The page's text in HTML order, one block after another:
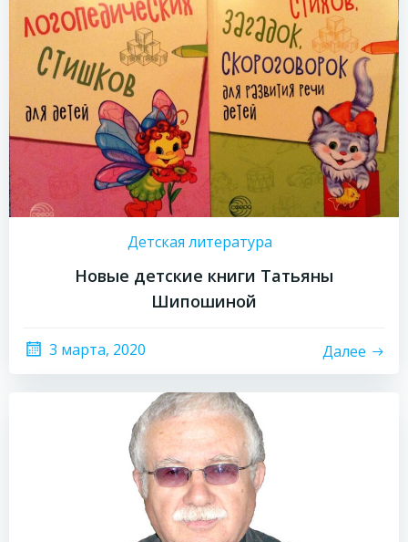
Детская литература
Новые детские книги Татьяны
Шипошиной
3 марта, 2020 Далее